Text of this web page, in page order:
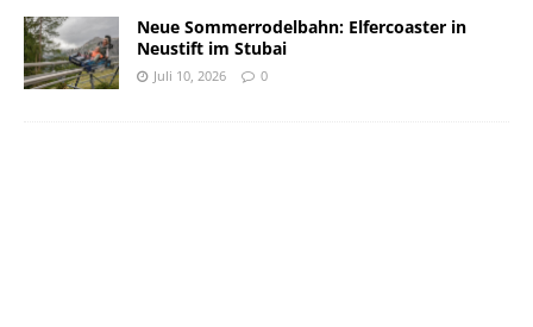
Neue Sommerrodelbahn: Elfercoaster in
Neustift im Stubai
Juli 10, 2026 0